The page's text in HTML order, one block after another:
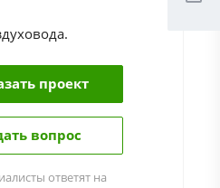
проект
вопрос
ответят на